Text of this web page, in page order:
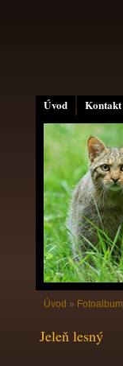
Úvod Kontakt
Úvod » Fotoalbum
Jeleň lesný